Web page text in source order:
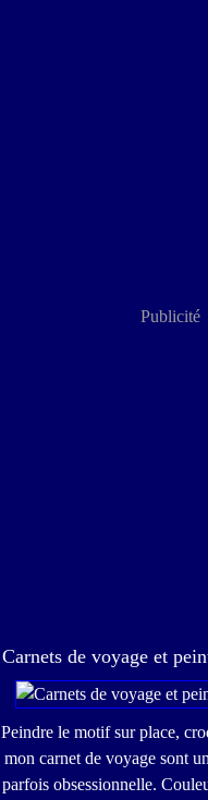
Publicité
Carnets de voyage et
Peindre le motif sur place,
mon carnet de voyage sont
parfois obsessionnelle.